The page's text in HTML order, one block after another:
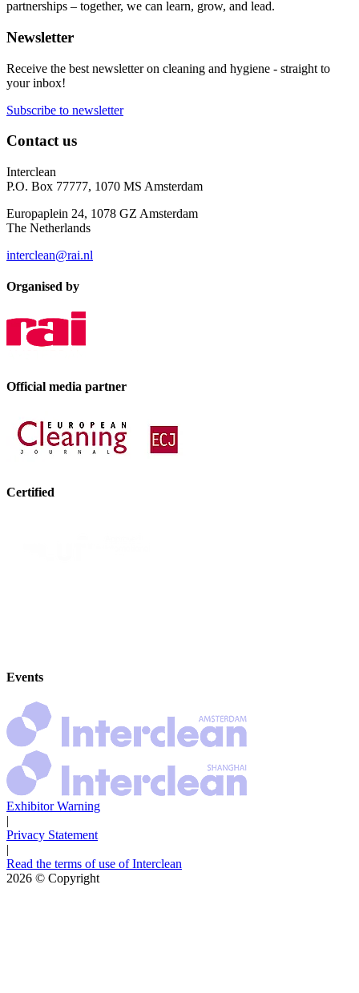
partnerships – together, we can learn, grow, and lead.
Newsletter
Receive the best newsletter on cleaning and hygiene - straight to
your inbox!
Subscribe to newsletter
Contact us
Interclean
P.O. Box 77777, 1070 MS Amsterdam
Europaplein 24, 1078 GZ Amsterdam
The Netherlands
interclean@rai.nl
Organised by
Official media partner
Certified
Events
Exhibitor Warning
|
Privacy Statement
|
Read the terms of use of Interclean
2026 © Copyright